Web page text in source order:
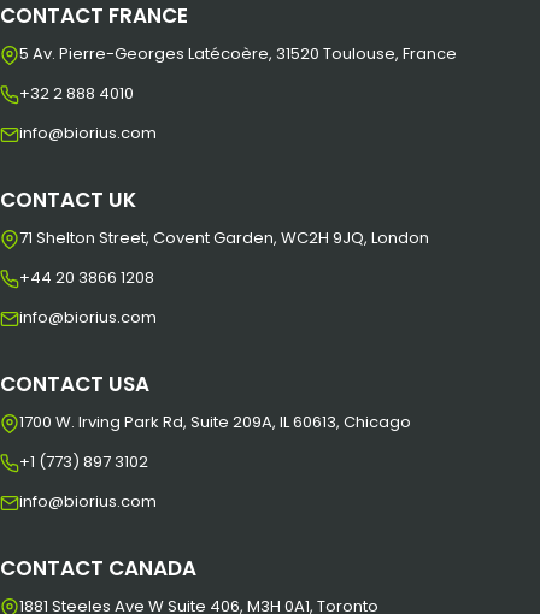
CONTACT FRANCE
5 Av. Pierre-Georges Latécoère, 31520 Toulouse, France
+32 2 888 4010
info@biorius.com
CONTACT UK
71 Shelton Street, Covent Garden, WC2H 9JQ, London
+44 20 3866 1208
info@biorius.com
CONTACT USA
1700 W. Irving Park Rd, Suite 209A, IL 60613, Chicago
+1 (773) 897 3102
info@biorius.com
CONTACT CANADA
1881 Steeles Ave W Suite 406, M3H 0A1, Toronto